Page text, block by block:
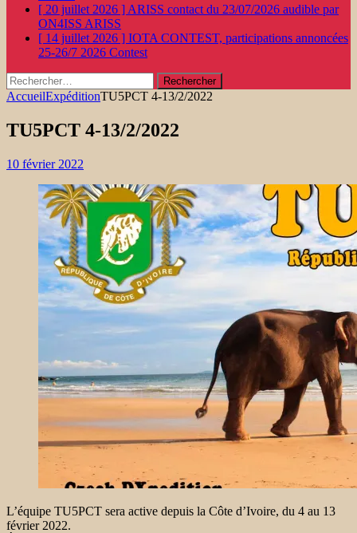
[ 20 juillet 2026 ] ARISS contact du 23/07/2026 audible par
ON4ISS ARISS
[ 14 juillet 2026 ] IOTA CONTEST, participations annoncées
25-26/7 2026 Contest
Rechercher :
AccueilExpéditionTU5PCT 4-13/2/2022
TU5PCT 4-13/2/2022
10 février 2022
L’équipe TU5PCT sera active depuis la Côte d’Ivoire, du 4 au 13
février 2022.